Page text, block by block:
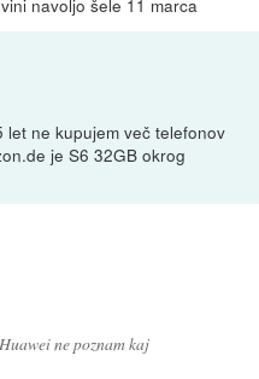
let ne kupujem več telefonov
je S6 32GB okrog
ne poznam kaj